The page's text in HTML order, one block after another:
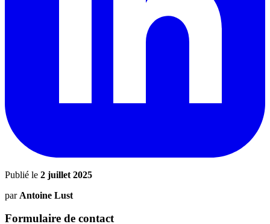
Publié le 2 juillet 2025
par Antoine Lust
Formulaire de contact